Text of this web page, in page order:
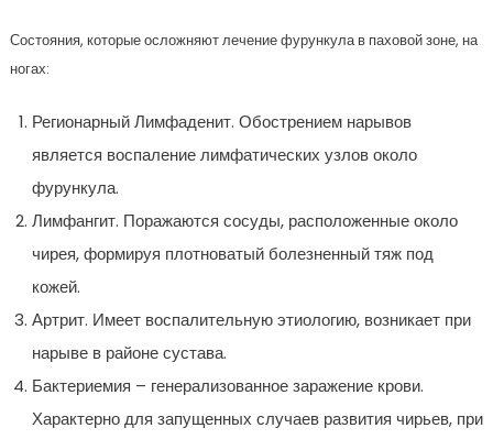
Состояния, которые осложняют лечение фурункула в паховой зоне, на
ногах:
Регионарный Лимфаденит. Обострением нарывов
является воспаление лимфатических узлов около
фурункула.
Лимфангит. Поражаются сосуды, расположенные около
чирея, формируя плотноватый болезненный тяж под
кожей.
Артрит. Имеет воспалительную этиологию, возникает при
нарыве в районе сустава.
Бактериемия – генерализованное заражение крови.
Характерно для запущенных случаев развития чирьев, при